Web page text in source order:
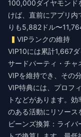
100,000ダイヤモンド
けば、直前にアプリ
りも5,882ドル〜
VIPランクの維持
VIP10には累計1,667
サードパーティ・チャ
VIPを維持でき、その
VIP特典には、プロフ
トなどがあります。
のある活動にリソース
ビーンズ換算：ライ